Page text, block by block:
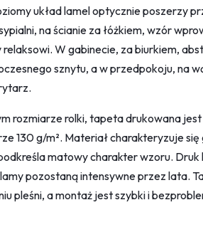
układ lamel optycznie poszerzy
na ścianie za łóżkiem, wzór
W gabinecie, za biurkiem,
sznytu, a w przedpokoju, na
rozmiarze rolki, tapeta drukowana
130 g/m². Materiał charakteryzuje
matowy charakter wzoru.
pozostaną intensywne przez lata.
pleśni, a montaż jest szybki i